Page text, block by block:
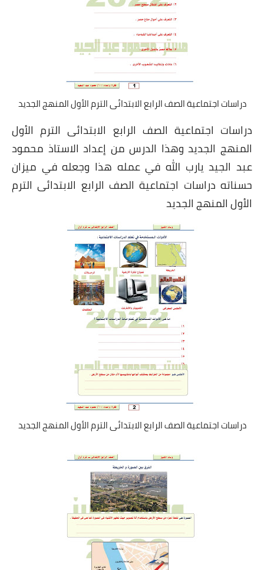
دراسات اجتماعية الصف الرابع الابتدائى الترم الأول المنهج الجديد
دراسات اجتماعية الصف الرابع الابتدائى الترم الأول
المنهج الجديد وهذا الدرس من إعداد الاستاذ محمود
عبد الجيد يارب الله في عمله هذا وجعله في ميزان
حسناته دراسات اجتماعية الصف الرابع الابتدائى الترم
الأول المنهج الجديد
دراسات اجتماعية الصف الرابع الابتدائى الترم الأول المنهج الجديد